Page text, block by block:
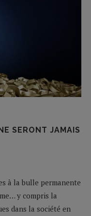
SERONT JAMAIS
à la bulle permanente
y compris la
dans la société en